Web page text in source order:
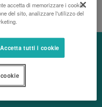
accetta di memorizzare i cookie
del sito, analizzare l'utilizzo del
Accetta tutti i cookie